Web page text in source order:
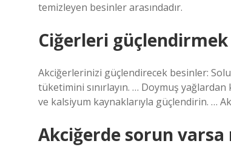
temizleyen besinler arasındadır.
Ciğerleri güçlendirmek
Akciğerlerinizi güçlendirecek besinler:
tüketimini sınırlayın. … Doymuş yağlardan
ve kalsiyum kaynaklarıyla güçlendirin. …
Akciğerde sorun varsa